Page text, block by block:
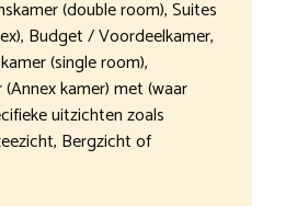
(double room), Suites
Budget / Voordeelkamer,
(single room),
(Annex kamer) met (waar
uitzichten zoals
Bergzicht of